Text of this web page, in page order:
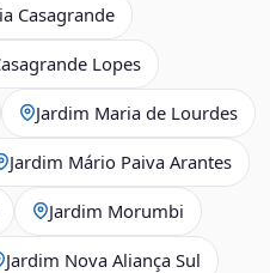
Casagrande
Lopes
Jardim Maria de Lourdes
Jardim Mário Paiva Arantes
Jardim Morumbi
Jardim Nova Aliança Sul